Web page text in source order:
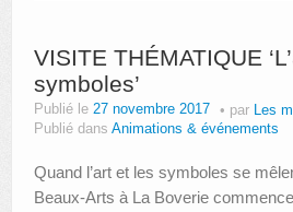
VISITE THÉMATIQUE
symboles’
Publié le 27 novembre 2017 par
Les
Publié dans Animations & événements
Quand l’art et les symboles se
Beaux-Arts à La Boverie